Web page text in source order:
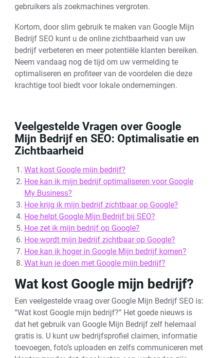
gebruikers als zoekmachines vergroten.
Kortom, door slim gebruik te maken van Google Mijn
Bedrijf SEO kunt u de online zichtbaarheid van uw
bedrijf verbeteren en meer potentiële klanten bereiken.
Neem vandaag nog de tijd om uw vermelding te
optimaliseren en profiteer van de voordelen die deze
krachtige tool biedt voor lokale ondernemingen.
Veelgestelde Vragen over Google
Mijn Bedrijf en SEO: Optimalisatie en
Zichtbaarheid
Wat kost Google mijn bedrijf?
Hoe kan ik mijn bedrijf optimaliseren voor Google
My Business?
Hoe krijg ik mijn bedrijf zichtbaar op Google?
Hoe helpt Google Mijn Bedrijf bij SEO?
Hoe zet ik mijn bedrijf op Google?
Hoe wordt mijn bedrijf zichtbaar op Google?
Hoe kan ik hoger in Google Mijn bedrijf komen?
Wat kun je doen met Google mijn bedrijf?
Wat kost Google mijn bedrijf?
Een veelgestelde vraag over Google Mijn Bedrijf SEO is:
“Wat kost Google mijn bedrijf?” Het goede nieuws is
dat het gebruik van Google Mijn Bedrijf zelf helemaal
gratis is. U kunt uw bedrijfsprofiel claimen, informatie
toevoegen, foto’s uploaden en zelfs communiceren met